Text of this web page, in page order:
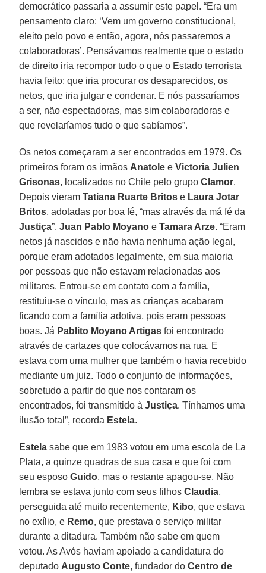
democrático passaria a assumir este papel. “Era um
pensamento claro: ‘Vem um governo constitucional,
eleito pelo povo e então, agora, nós passaremos a
colaboradoras’. Pensávamos realmente que o estado
de direito iria recompor tudo o que o Estado terrorista
havia feito: que iria procurar os desaparecidos, os
netos, que iria julgar e condenar. E nós passaríamos
a ser, não espectadoras, mas sim colaboradoras e
que revelaríamos tudo o que sabíamos”.
Os netos começaram a ser encontrados em 1979. Os
primeiros foram os irmãos Anatole eVictoria Julien
Grisonas, localizados no Chile pelo grupoClamor.
Depois vieramTatiana Ruarte Britos e Laura Jotar
Britos, adotadas por boa fé, “mas através da má fé da
Justiça”,Juan Pablo Moyano eTamara Arze. “Eram
netos já nascidos e não havia nenhuma ação legal,
porque eram adotados legalmente, em sua maioria
por pessoas que não estavam relacionadas aos
militares. Entrou-se em contato com a família,
restituiu-se o vínculo, mas as crianças acabaram
ficando com a família adotiva, pois eram pessoas
boas. Já Pablito Moyano Artigas foi encontrado
através de cartazes que colocávamos na rua. E
estava com uma mulher que também o havia recebido
mediante um juiz. Todo o conjunto de informações,
sobretudo a partir do que nos contaram os
encontrados, foi transmitido àJustiça. Tínhamos uma
ilusão total”, recorda Estela.
Estela sabe que em 1983 votou em uma escola de La
Plata, a quinze quadras de sua casa e que foi com
seu esposoGuido, mas o restante apagou-se. Não
lembra se estava junto com seus filhosClaudia,
perseguida até muito recentemente, Kibo, que estava
no exílio, e Remo, que prestava o serviço militar
durante a ditadura. Também não sabe em quem
votou. As Avós haviam apoiado a candidatura do
deputado Augusto Conte, fundador doCentro de